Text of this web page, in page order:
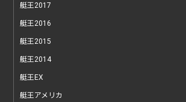
艇王2017
艇王2016
艇王2015
艇王2014
艇王EX
艇王アメリカ